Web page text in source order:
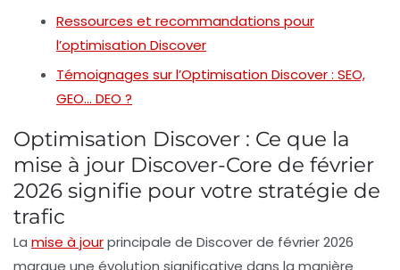
Ressources et recommandations pour
l’optimisation Discover
Témoignages sur l’Optimisation Discover : SEO,
GEO… DEO ?
Optimisation Discover : Ce que la
mise à jour Discover-Core de février
2026 signifie pour votre stratégie de
trafic
La mise à jourprincipale de Discoverde février 2026
marque une évolution significative dans la manière